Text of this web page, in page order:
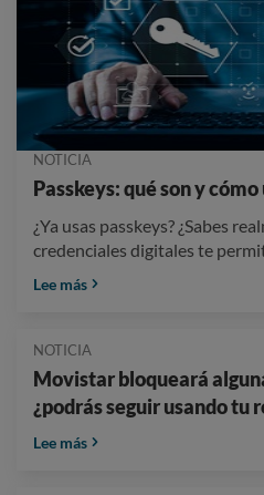
NOTICIA
Passkeys: qué son y
¿Ya usas passkeys? ¿Sabes
credenciales digitales te
Lee más
NOTICIA
Movistar bloqueará
¿podrás seguir usando tu
Lee más